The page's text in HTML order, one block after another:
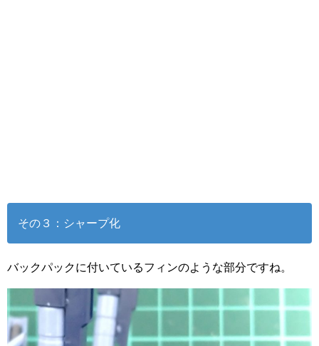
その３：シャープ化
バックパックに付いているフィンのような部分ですね。